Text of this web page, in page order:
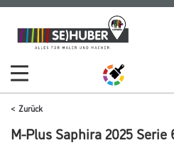
Zum
Inhalt
Zum
Navigationsmenü
Zurück
M-Plus Saphira 2025 Serie